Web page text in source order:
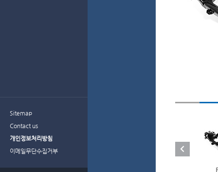
Sitemap
Contact us
개인정보처리방침
이메일무단수집거부